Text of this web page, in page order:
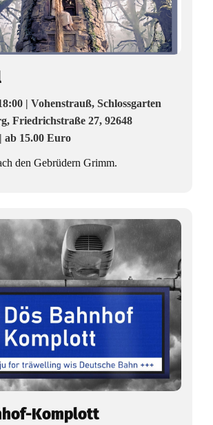
| Vohenstrauß, Schlossgarten
Friedrichstraße 27, 92648
ab 15.00 Euro
den Gebrüdern Grimm.
Komplott